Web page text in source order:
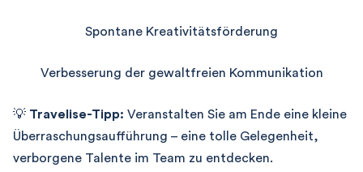
Spontane Kreativitätsförderung
Verbesserung der gewaltfreien Kommunikation
💡 Travelise-Tipp: Veranstalten Sie am Ende eine kleine
Überraschungsaufführung – eine tolle Gelegenheit,
verborgene Talente im Team zu entdecken.